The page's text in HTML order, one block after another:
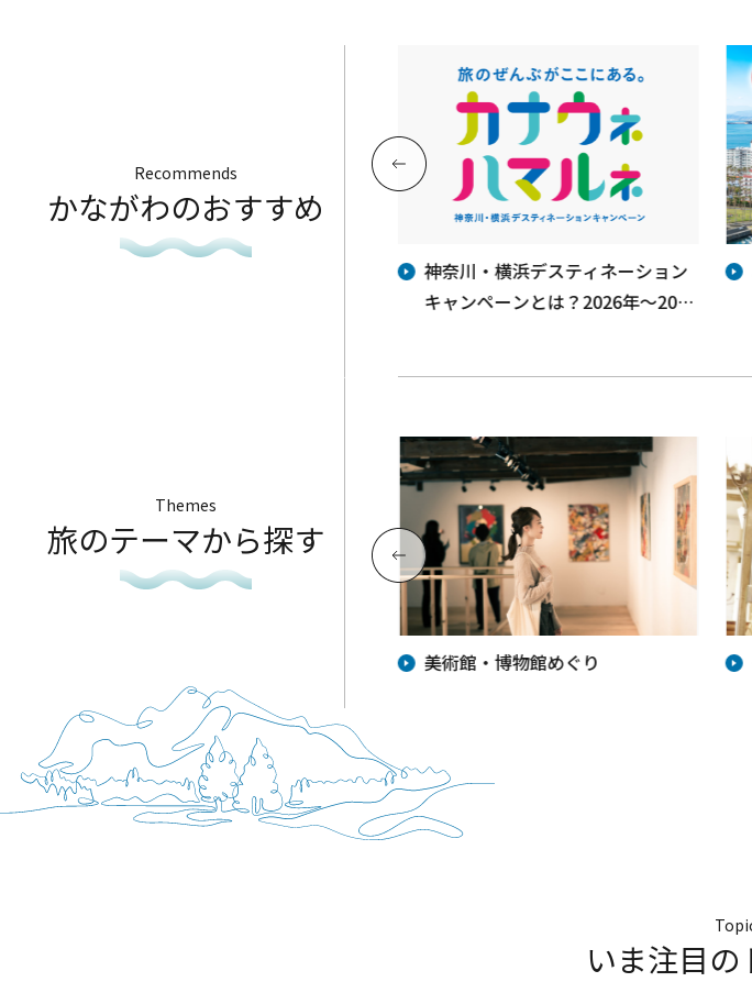
Recommends
かながわのおすすめ
神奈川・横浜デスティネーション
キャンペーンとは？2026年～2028
Themes
旅のテーマから探す
美術館・博物館めぐり
いま注目の